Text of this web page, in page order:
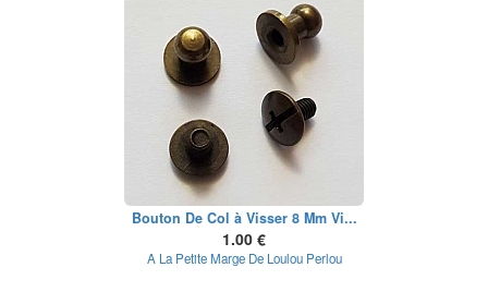
Bouton De Col à Visser 8 Mm Vi...
1.00 €
A La Petite Marge De Loulou Perlou